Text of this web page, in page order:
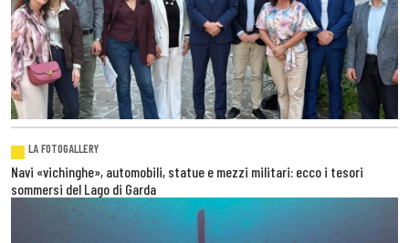
LA FOTOGALLERY
Navi «vichinghe», automobili, statue e mezzi militari: ecco i tesori
sommersi del Lago di Garda